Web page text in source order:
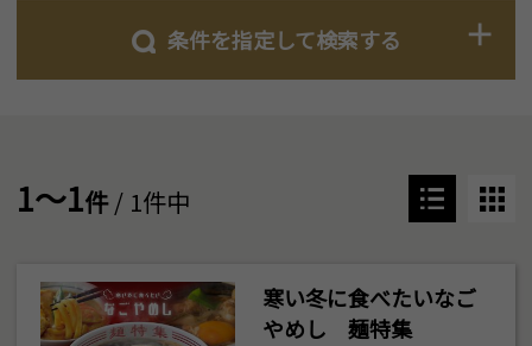
条件を指定して検索する
1～1件/ 1件中
寒い冬に食べたいなご
やめし 麺特集